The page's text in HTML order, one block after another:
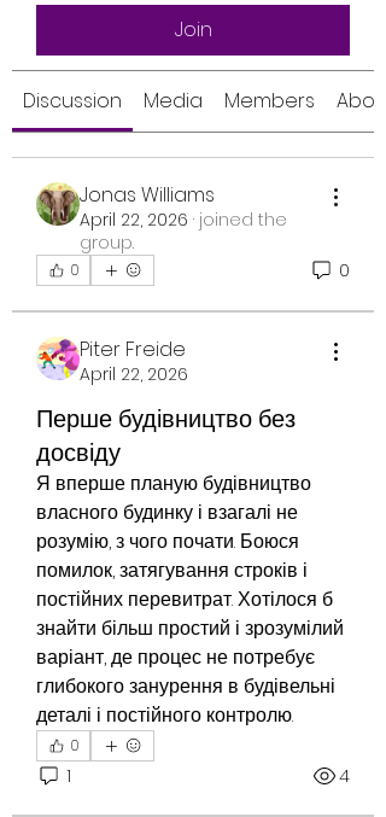
Join
Discussion Media Members About
Jonas Williams
April 22, 2026 · joined the
group.
0 0
Piter Freide
April 22, 2026
Перше будівництво без
досвіду
Я вперше планую будівництво
власного будинку і взагалі не
розумію, з чого почати. Боюся
помилок, затягування строків і
постійних перевитрат. Хотілося б
знайти більш простий і зрозумілий
варіант, де процес не потребує
глибокого занурення в будівельні
деталі і постійного контролю.
0
1 4